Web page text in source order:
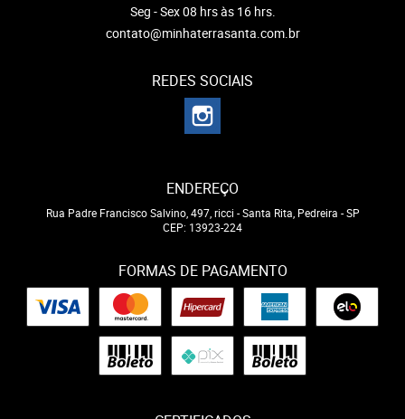
Seg - Sex 08 hrs às 16 hrs.
contato@minhaterrasanta.com.br
REDES SOCIAIS
ENDEREÇO
Rua Padre Francisco Salvino, 497, ricci -Santa Rita, Pedreira -SP
CEP: 13923-224
FORMAS DE PAGAMENTO